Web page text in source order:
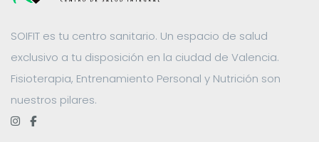
SOIFIT es tu centro sanitario. Un espacio de salud
exclusivo a tu disposición en la ciudad de Valencia.
Fisioterapia, Entrenamiento Personal y Nutrición son
nuestros pilares.